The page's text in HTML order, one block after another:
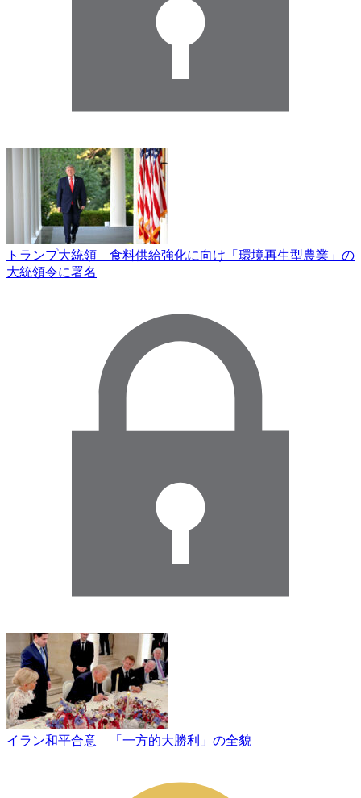
トランプ大統領 食料供給強化に向け「環境再生型農業」の
大統領令に署名
イラン和平合意 「一方的大勝利」の全貌